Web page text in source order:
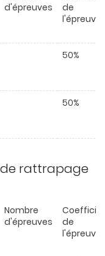
d'épreuves
de
l'épreuve
50%
50%
de rattrapage
Nombre
d'épreuves
de
l'épreuve